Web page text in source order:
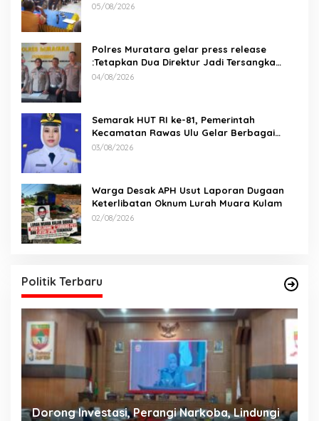
05/08/2026
Polres Muratara gelar press release
:Tetapkan Dua Direktur Jadi Tersangka
Kecelakaan Maut antara Bus ALS dan
04/08/2026
Semarak HUT RI ke-81, Pemerintah
Kecamatan Rawas Ulu Gelar Berbagai
Lomba
03/08/2026
Warga Desak APH Usut Laporan Dugaan
Keterlibatan Oknum Lurah Muara Kulam
02/08/2026
Politik Terbaru
Dorong Investasi, Perangi Narkoba, Lindungi